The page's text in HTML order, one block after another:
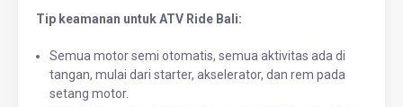
Tip keamanan untuk ATV Ride Bali:
Semua motor semi otomatis, semua aktivitas ada di
tangan, mulai dari starter, akselerator, dan rem pada
setang motor.